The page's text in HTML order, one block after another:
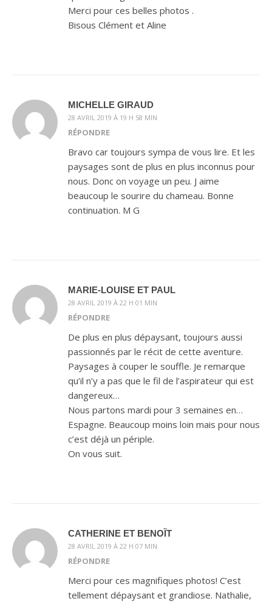
Merci pour ces belles photos .
Bisous Clément et Aline
MICHELLE GIRAUD
28 AVRIL 2019 À 19 H 58 MIN
RÉPONDRE
Bravo car toujours sympa de vous lire. Et les
paysages sont de plus en plus inconnus pour
nous. Donc on voyage un peu. J aime
beaucoup le sourire du chameau. Bonne
continuation. M G
MARIE-LOUISE ET PAUL
28 AVRIL 2019 À 22 H 01 MIN
RÉPONDRE
De plus en plus dépaysant, toujours aussi
passionnés par le récit de cette aventure.
Paysages à couper le souffle. Je remarque
qu’il n’y a pas que le fil de l’aspirateur qui est
dangereux…
Nous partons mardi pour 3 semaines en…
Espagne. Beaucoup moins loin mais pour nous
c’est déjà un périple.
On vous suit.
CATHERINE ET BENOÎT
28 AVRIL 2019 À 22 H 07 MIN
RÉPONDRE
Merci pour ces magnifiques photos! C’est
tellement dépaysant et grandiose. Nathalie,